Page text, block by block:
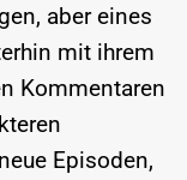
aber eines
mit ihrem
Kommentaren
Episoden,